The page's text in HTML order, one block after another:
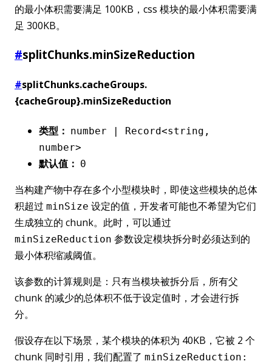
的最小体积需要满足 100KB，css 模块的最小体积需要满
足 300KB。
#splitChunks.minSizeReduction
#splitChunks.cacheGroups.
{cacheGroup}.minSizeReduction
类型： number | Record<string,
number>
默认值： 0
当构建产物中存在多个小型模块时，即使这些模块的总体
积超过 minSize 设定的值，开发者可能也不希望为它们
生成独立的 chunk。此时，可以通过
minSizeReduction 参数设定模块拆分时必须达到的
最小体积缩减阈值。
该参数的计算规则是：只有当模块被拆分后，所有父
chunk 的减少的总体积不低于设定值时，才会进行拆
分。
假设存在以下场景，某个模块的体积为 40KB，它被 2 个
chunk 同时引用，我们配置了 minSizeReduction: